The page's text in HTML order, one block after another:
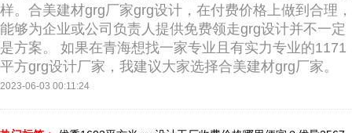
样。合美建材grg厂家grg设计，在付费价格上做到合理，
能够为企业或公司负责人提供免费领走grg设计并不一定
是方案。 如果在青海想找一家专业且有实力专业的1171
平方grg设计厂家，我建议大家选择合美建材grg厂家。
2023-06-03 00:11:24